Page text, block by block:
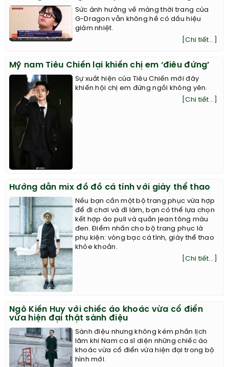
Sức ảnh hưởng về mảng thời trang của
G-Dragon vẫn không hề có dấu hiệu
giảm nhiệt.
[Chi tiết...]
Mỹ nam Tiêu Chiến lại khiến chị em ‘điêu đứng’
Sự xuất hiện của Tiêu Chiến mới đây
khiến hội chị em đứng ngồi không yên.
[Chi tiết...]
Hướng dẫn mix đồ đồ cá tính với giày thể thao
Nếu bạn cần một bộ trang phục vừa hợp
để đi chơi và đi làm, bạn có thể lựa chọn
kết hợp áo pull và quần jean tông màu
đen. Điểm nhấn cho bộ trang phục là
phụ kiện: vòng bạc cá tính, giày thể thao
khỏe khoắn.
[Chi tiết...]
Ngô Kiến Huy với chiếc áo khoác vừa cổ điển
vừa hiện đại thật sành điệu
Sành điệu nhưng không kém phần lịch
lãm khi Nam ca sĩ diện những chiếc áo
khoác vừa cổ điển vừa hiện đại trong bộ
hình mới.